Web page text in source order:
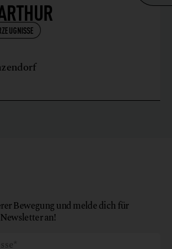
Bewegung und melde dich für
an!